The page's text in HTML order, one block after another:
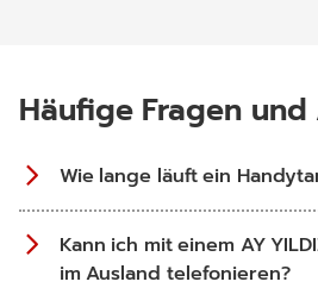
Häufige Fragen
Wie lange läuft ein
Kann ich mit einem AY
im Ausland telefonieren?